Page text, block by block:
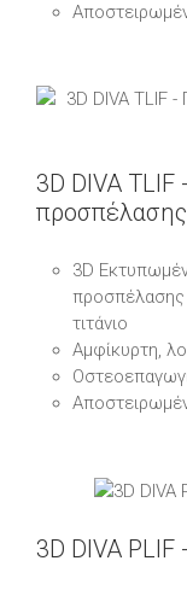
3D DIVA
3D
τιτάνιο
Αμφίκυρτη,
3D DIVA